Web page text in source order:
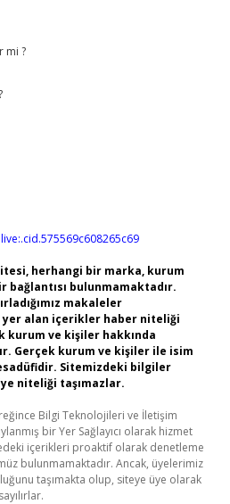
mi ?
live:.cid.575569c608265c69
herhangi bir marka, kurum
bağlantısı bulunmamaktadır.
makaleler
yer alan içerikler haber niteliği
kurum ve kişiler hakkında
Gerçek kurum ve kişiler ile isim
Sitemizdeki bilgiler
niteliği taşımazlar.
Bilgi Teknolojileri ve İletişim
bir Yer Sağlayıcı olarak hizmet
içerikleri proaktif olarak denetleme
bulunmamaktadır. Ancak, üyelerimiz
taşımakta olup, siteye üye olarak